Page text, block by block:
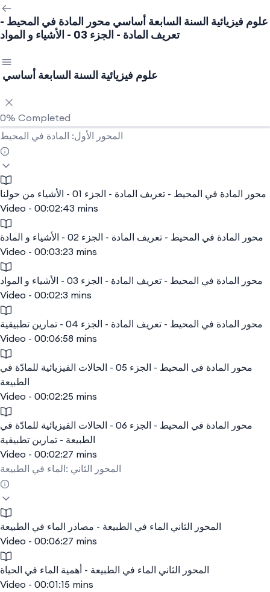
علوم فيزيائية السنة السابعة أساسي محور المادة في المحيط -
تعريف المادة - الجزء 03 - الأشياء و المواد
علوم فيزيائية السنة السابعة أساسي
0% Completed
المحور الأول: المادة في المحيط
محور المادة في المحيط - تعريف المادة - الجزء 01 - الأشياء من حولنا
Video - 00:02:43 mins
محور المادة في المحيط - تعريف المادة - الجزء 02 - الأشياء و المادة
Video - 00:03:23 mins
محور المادة في المحيط - تعريف المادة - الجزء 03 - الأشياء و المواد
Video - 00:02:3 mins
محور المادة في المحيط - تعريف المادة - الجزء 04 - تمارين تطبيقية
Video - 00:06:58 mins
محور المادة في المحيط - الجزء 05 - الحالات الفيزيائية للمادّة في
الطبيعة
Video - 00:02:25 mins
محور المادة في المحيط - الجزء 06 - الحالات الفيزيائية للمادّة في
الطبيعة - تمارين تطبيقية
Video - 00:02:27 mins
المحور الثاني :الماء في الطبيعة
المحور الثاني الماء في الطبيعة - مصادر الماء في الطبيعة
Video - 00:06:27 mins
المحور الثاني الماء في الطبيعة - أهمية الماء في الحياة
Video - 00:01:15 mins